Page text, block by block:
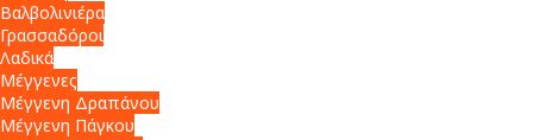
Βαλβολινιέρα
Γρασσαδόροι
Λαδικά
Μέγγενες
Μέγγενη Δραπάνου
Μέγγενη Πάγκου